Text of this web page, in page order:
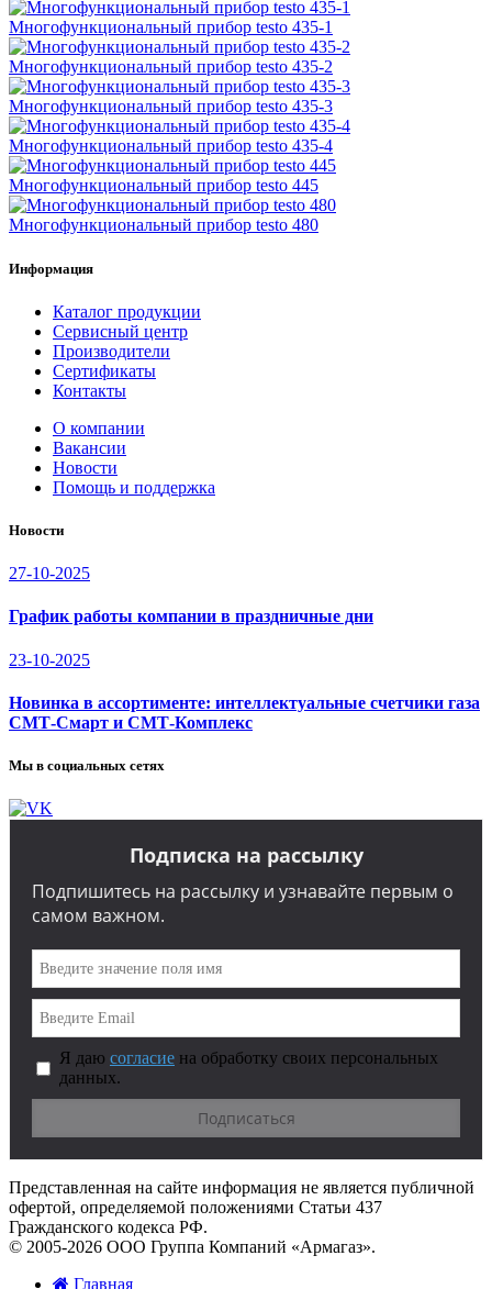
Многофункциональный прибор testo 435-1
Многофункциональный прибор testo 435-2
Многофункциональный прибор testo 435-3
Многофункциональный прибор testo 435-4
Многофункциональный прибор testo 445
Многофункциональный прибор testo 480
Информация
Каталог продукции
Сервисный центр
Производители
Сертификаты
Контакты
О компании
Вакансии
Новости
Помощь и поддержка
Новости
27-10-2025
График работы компании в праздничные дни
23-10-2025
Новинка в ассортименте: интеллектуальные счетчики газа
СМТ-Смарт и СМТ-Комплекс
Мы в социальных сетях
Подписка на рассылку
Подпишитесь на рассылку и узнавайте первым о
самом важном.
Я даю согласие на обработку своих персональных
данных.
Представленная на сайте информация не является публичной
офертой, определяемой положениями Статьи 437
Гражданского кодекса РФ.
© 2005-2026 ООО Группа Компаний «Армагаз».
Главная